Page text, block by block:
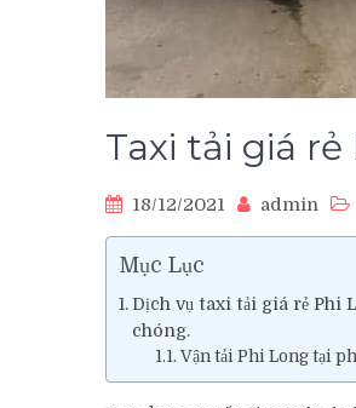
Taxi tải giá
18/12/2021 admin
Mục Lục
Dịch vụ taxi tải giá rẻ Phi
chóng.
Vận tải Phi Long tại